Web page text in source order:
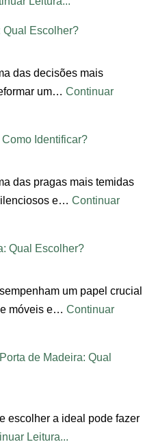
Qual Escolher?
das decisões mais
um… Continuar
Identificar?
das pragas mais temidas
e… Continuar
Qual Escolher?
um papel crucial
móveis e… Continuar
de Madeira: Qual
escolher a ideal pode fazer
Leitura...